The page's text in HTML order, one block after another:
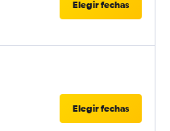
Elegir fechas
Elegir fechas